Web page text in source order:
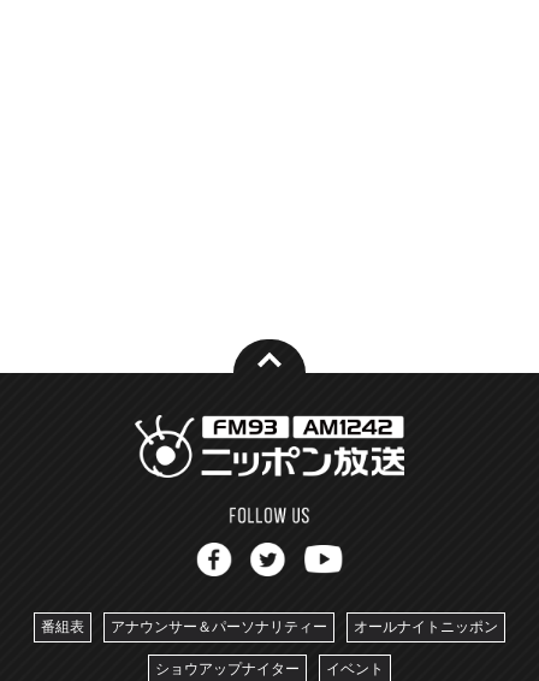
番組表 アナウンサー＆パーソナリティー オールナイトニッポン
ショウアップナイター イベント